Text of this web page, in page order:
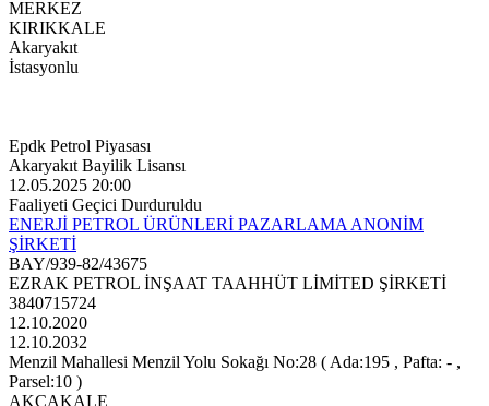
MERKEZ
KIRIKKALE
Akaryakıt
İstasyonlu
Epdk Petrol Piyasası
Akaryakıt Bayilik Lisansı
12.05.2025 20:00
Faaliyeti Geçici Durduruldu
ENERJİ PETROL ÜRÜNLERİ PAZARLAMA ANONİM
ŞİRKETİ
BAY/939-82/43675
EZRAK PETROL İNŞAAT TAAHHÜT LİMİTED ŞİRKETİ
3840715724
12.10.2020
12.10.2032
Menzil Mahallesi Menzil Yolu Sokağı No:28 ( Ada:195 , Pafta: - ,
Parsel:10 )
AKÇAKALE